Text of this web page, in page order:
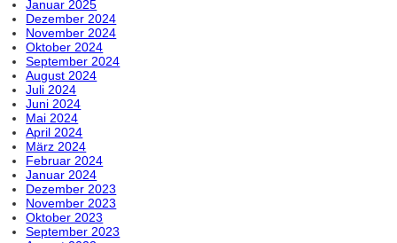
Januar 2025
Dezember 2024
November 2024
Oktober 2024
September 2024
August 2024
Juli 2024
Juni 2024
Mai 2024
April 2024
März 2024
Februar 2024
Januar 2024
Dezember 2023
November 2023
Oktober 2023
September 2023